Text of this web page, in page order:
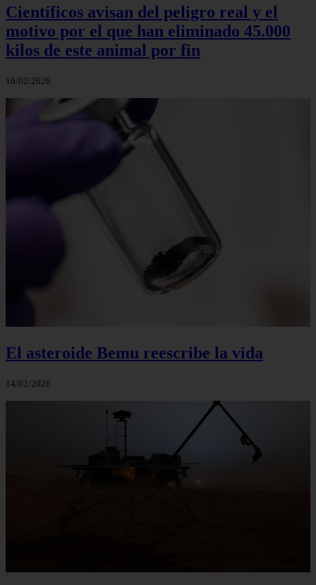
Científicos avisan del peligro real y el
motivo por el que han eliminado 45.000
kilos de este animal por fin
16/02/2026
El asteroide Bemu reescribe la vida
14/02/2026